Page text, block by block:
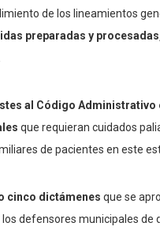
de los lineamientos
preparadas y
al Código Administrativo
que requieran cuidados
de pacientes en este
cinco dictámenes que se
defensores municipales